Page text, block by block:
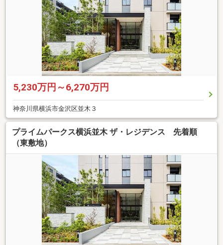
5,230万円～6,270万円
神奈川県横浜市金沢区並木３
プライムパークス横浜並木 ザ・レジデンス 先着順
（東敷地）